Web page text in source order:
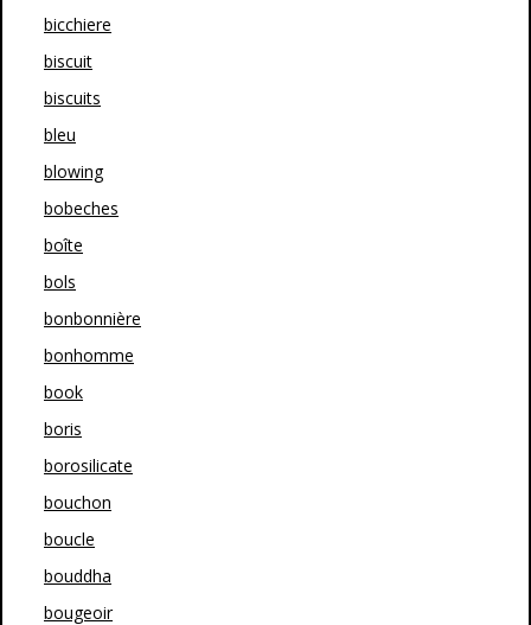
bicchiere
biscuit
biscuits
bleu
blowing
bobeches
boîte
bols
bonbonnière
bonhomme
book
boris
borosilicate
bouchon
boucle
bouddha
bougeoir